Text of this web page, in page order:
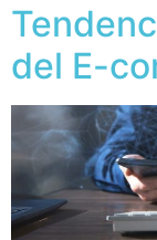
del E-